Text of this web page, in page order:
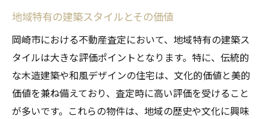
地域特有の建築スタイルとその価値
岡崎市における不動産査定において、地域特有の建築ス
タイルは大きな評価ポイントとなります。特に、伝統的
な木造建築や和風デザインの住宅は、文化的価値と美的
価値を兼ね備えており、査定時に高い評価を受けること
が多いです。これらの物件は、地域の歴史や文化に興味